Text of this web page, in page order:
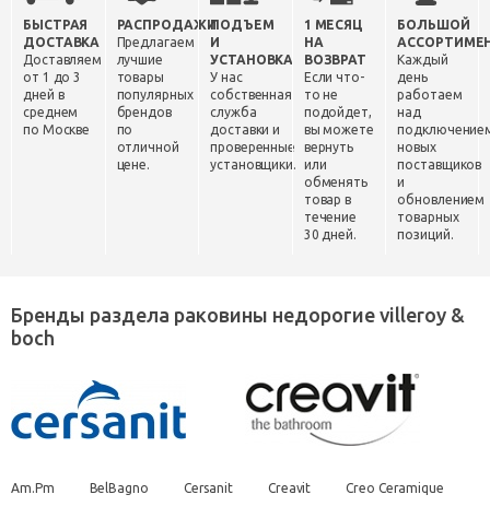
БЫСТРАЯ
ДОСТАВКА
Доставляем
от 1 до 3
дней в
среднем
по Москве
РАСПРОДАЖИ
Предлагаем
лучшие
товары
популярных
брендов
по
отличной
цене.
ПОДЪЕМ
И
УСТАНОВКА
У нас
собственная
служба
доставки и
проверенные
установщики.
1 МЕСЯЦ
НА
ВОЗВРАТ
Если что-
то не
подойдет,
вы можете
вернуть
или
обменять
товар в
течение
30 дней.
БОЛЬШОЙ
Каждый
день
работаем
над
новых
поставщиков
и
обновлением
товарных
позиций.
Бренды раздела раковины недорогие villeroy &
boch
Am.Pm BelBagno Cersanit Creavit Creo Ceramique